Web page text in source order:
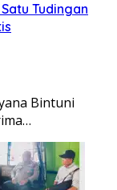
Tudingan
Bintuni